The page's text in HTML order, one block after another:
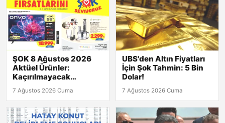
ŞOK 8 Ağustos 2026
Aktüel Ürünler:
Kaçırılmayacak
7 Ağustos 2026 Cuma
UBS'den Altın Fiyatları
İçin Şok Tahmin: 5 Bin
Dolar!
7 Ağustos 2026 Cuma